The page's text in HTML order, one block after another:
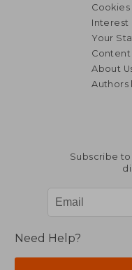
Interest
Your
Content
About
Authors
Subscribe
Need Help?